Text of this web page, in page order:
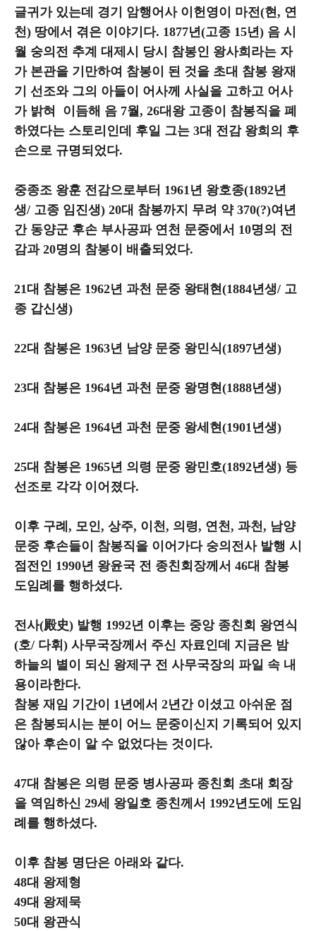
글귀가 있는데 경기 암행어사 이헌영이 마전(현, 연
천) 땅에서 겪은 이야기다. 1877년(고종 15년) 음 시
월 숭의전 추계 대제시 당시 참봉인 왕사희라는 자
가 본관을 기만하여 참봉이 된 것을 초대 참봉 왕재
기 선조와 그의 아들이 어사께 사실을 고하고 어사
가 밝혀 이듬해 음 7월, 26대왕 고종이 참봉직을 폐
하였다는 스토리인데 후일 그는 3대 전감 왕희의 후
손으로 규명되었다.
중종조 왕훈 전감으로부터 1961년 왕호종(1892년
생/ 고종 임진생) 20대 참봉까지 무려 약 370(?)여년
간 동양군 후손 부사공파 연천 문중에서 10명의 전
감과 20명의 참봉이 배출되었다.
21대 참봉은 1962년 과천 문중 왕태현(1884년생/ 고
종 갑신생)
22대 참봉은 1963년 남양 문중 왕민식(1897년생)
23대 참봉은 1964년 과천 문중 왕명현(1888년생)
24대 참봉은 1964년 과천 문중 왕세현(1901년생)
25대 참봉은 1965년 의령 문중 왕민호(1892년생) 등
선조로 각각 이어졌다.
이후 구례, 모인, 상주, 이천, 의령, 연천, 과천, 남양
문중 후손들이 참봉직을 이어가다 숭의전사 발행 시
점전인 1990년 왕윤국 전 종친회장께서 46대 참봉
도임례를 행하셨다.
전사(殿史) 발행 1992년 이후는 중앙 종친회 왕연식
(호/ 다휘) 사무국장께서 주신 자료인데 지금은 밤
하늘의 별이 되신 왕제구 전 사무국장의 파일 속 내
용이라한다.
참봉 재임 기간이 1년에서 2년간 이셨고 아쉬운 점
은 참봉되시는 분이 어느 문중이신지 기록되어 있지
않아 후손이 알 수 없었다는 것이다.
47대 참봉은 의령 문중 병사공파 종친회 초대 회장
을 역임하신 29세 왕일호 종친께서 1992년도에 도임
례를 행하셨다.
이후 참봉 명단은 아래와 같다.
48대 왕제형
49대 왕제묵
50대 왕관식